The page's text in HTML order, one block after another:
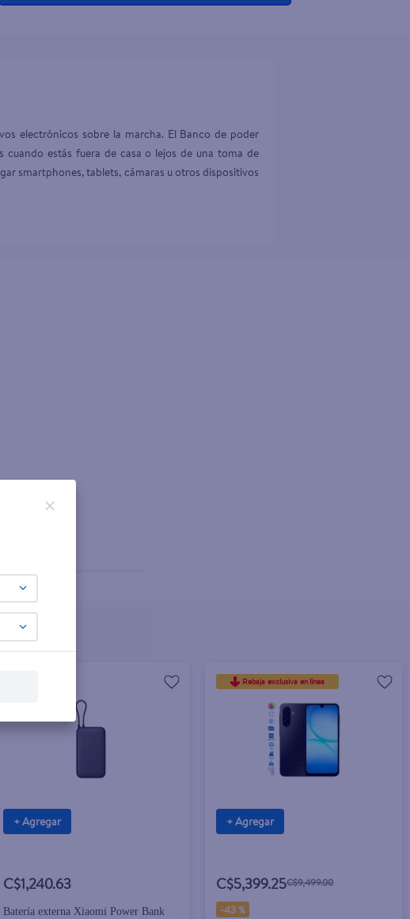
electrónicos sobre la marcha. El Banco de poder
cuando estás fuera de casa o lejos de una toma de
smartphones, tablets, cámaras u otros dispositivos
+ Agregar
C$1,240.63
Batería externa Xiaomi Power Bank
Rebaja exclusiva en línea
+ Agregar
C$5,399.25C$9,499.00
-43 %